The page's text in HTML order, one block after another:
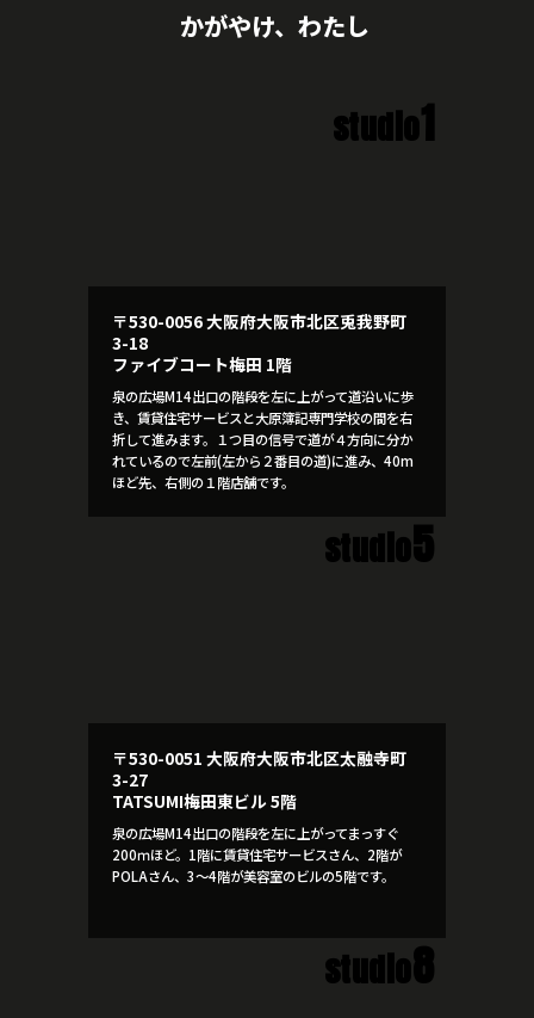
かがやけ、わたし
studio1
〒530-0056 大阪府大阪市北区兎我野町
3-18
ファイブコート梅田 1階
泉の広場M14出口の階段を左に上がって道沿いに歩
き、賃貸住宅サービスと大原簿記専門学校の間を右
折して進みます。１つ目の信号で道が４方向に分か
れているので左前(左から２番目の道)に進み、40m
ほど先、右側の１階店舗です。
studio5
〒530-0051 大阪府大阪市北区太融寺町
3-27
TATSUMI梅田東ビル 5階
泉の広場M14出口の階段を左に上がってまっすぐ
200ｍほど。1階に賃貸住宅サービスさん、2階が
POLAさん、3～4階が美容室のビルの5階です。
studio8